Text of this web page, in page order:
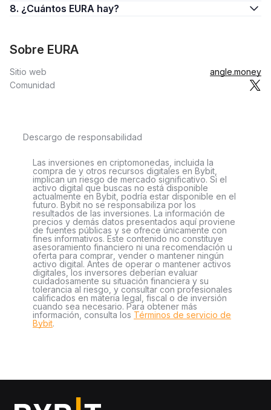
8. ¿Cuántos EURA hay?
Sobre EURA
Sitio web
angle.money
Comunidad
Descargo de responsabilidad
Las inversiones en criptomonedas, incluida la
compra de y otros recursos digitales en Bybit,
implican un riesgo de mercado significativo. Si el
activo digital que buscas no está disponible
actualmente en Bybit, podría estar disponible en el
futuro. Bybit no se responsabiliza por los
resultados de las inversiones. La información de
precios y demás datos presentados aquí proviene
de fuentes públicas y se ofrece únicamente con
fines informativos. Este contenido no constituye
asesoramiento financiero ni una recomendación u
oferta para comprar, vender o mantener ningún
activo digital. Antes de operar o mantener activos
digitales, los inversores deberían evaluar
cuidadosamente su situación financiera y su
tolerancia al riesgo, y consultar con profesionales
calificados en materia legal, fiscal o de inversión
cuando sea necesario. Para obtener más
información, consulta los Términos de servicio de
Bybit.